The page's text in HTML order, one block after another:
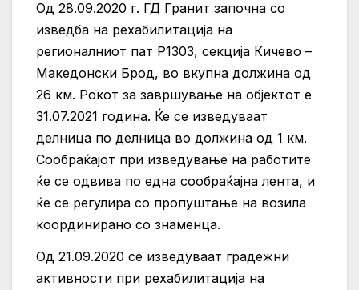
Од 28.09.2020 г. ГД Гранит започна со
изведба на рехабилитација на
регионалниот пат Р1303, секција Кичево –
Македонски Брод, во вкупна должина од
26 км. Рокот за завршување на објектот е
31.07.2021 година. Ќе се изведуваат
делница по делница во должина од 1 км.
Сообраќајот при изведување на работите
ќе се одвива по една сообраќајна лента, и
ќе се регулира со пропуштање на возила
координирано со знаменца.
Од 21.09.2020 се изведуваат градежни
активности при рехабилитација на